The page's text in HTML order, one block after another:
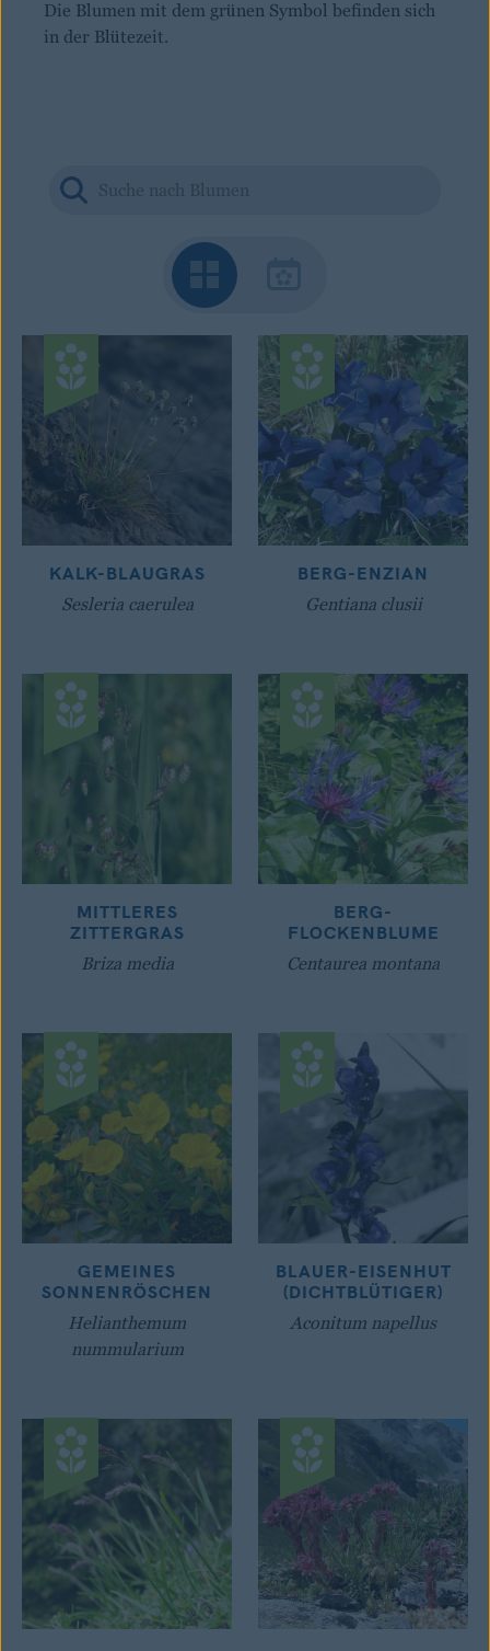
Die Blumen mit dem grünen Symbol befinden sich
in der Blütezeit.
KALK-BLAUGRAS
Sesleria caerulea
BERG-ENZIAN
Gentiana clusii
MITTLERES
ZITTERGRAS
Briza media
BERG-
FLOCKENBLUME
Centaurea montana
GEMEINES
SONNENRÖSCHEN
Helianthemum
nummularium
BLAUER-EISENHUT
(DICHTBLÜTIGER)
Aconitum napellus